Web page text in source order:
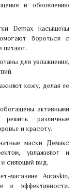
и обновлению
Demax насыщены
бороться с
питают.
для увлажнения,
кожу, делая ее
активными
решить различные
и красоту.
маски Демакс
увлажняют и
сияющий вид.
магазине Auraskin,
и эффективности.